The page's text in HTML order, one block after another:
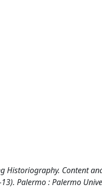
Historiography. Content
Palermo : Palermo